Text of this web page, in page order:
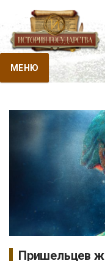
МЕНЮ
Пришельцев